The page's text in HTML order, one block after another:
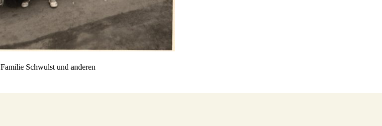
Familie Schwulst und anderen